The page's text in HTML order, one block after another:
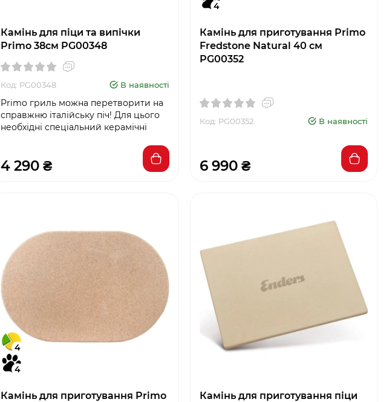
Камінь для піци та випічки
Primo 38см PG00348
Код: PG00348 В наявності
Primo гриль можна перетворити на
справжню італійську піч! Для цього
необхідні спеціальний керамічні
4 290 ₴
4
Камінь для приготування Primo
Fredstone Natural 40 см
PG00352
Код: PG00352 В наявності
6 990 ₴
4
4
Камінь для приготування Primo
Камінь для приготування піци